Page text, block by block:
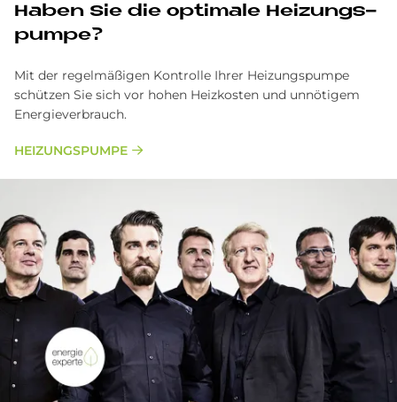
Ha­ben Sie die op­ti­ma­le Hei­zungs­
pum­pe?
Mit der regelmäßigen Kontrolle Ihrer Heizungspumpe
schützen Sie sich vor hohen Heizkosten und unnötigem
Energieverbrauch.
HEIZUNGSPUMPE